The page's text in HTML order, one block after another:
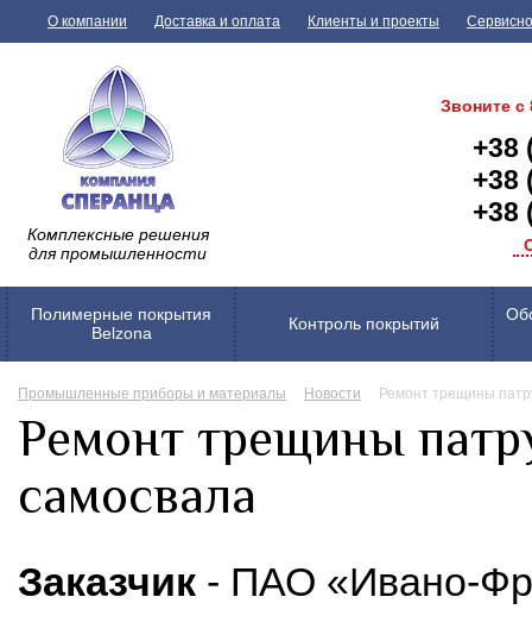
О компании Доставка и оплата Клиенты и проекты
Комплексные решения
для промышленности
Звоните с
+38
+38
+38
Полимерные покрытия
Belzona
Контроль покрытий
Промышленные приборы и материалы Новости Ремонт трещины
Ремонт трещины
самосвала
Заказчик - ПАО «Ивано-